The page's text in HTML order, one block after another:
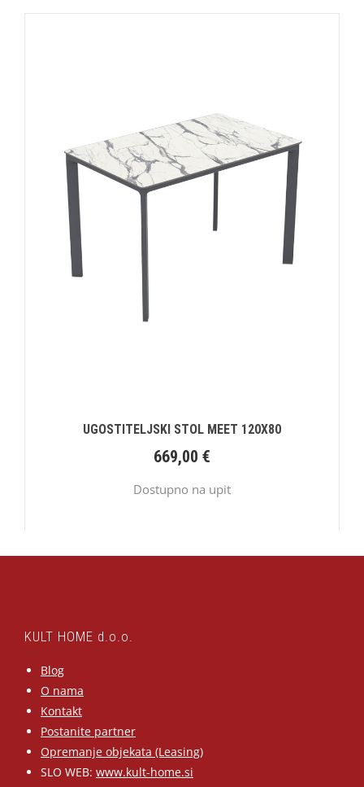
UGOSTITELJSKI STOL MEET 120X80
669,00 €
Dostupno na upit
KULT HOME d.o.o.
Blog
O nama
Kontakt
Postanite partner
Opremanje objekata (Leasing)
SLO WEB: www.kult-home.si